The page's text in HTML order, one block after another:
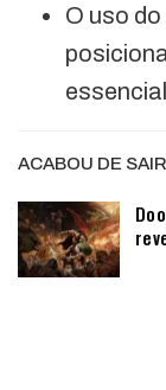
O uso
ACABOU DE SAIR